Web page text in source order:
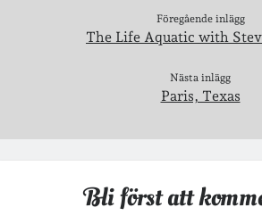
Föregående inlägg
The Life Aquatic with
Nästa inlägg
Paris, Texas
Bli först att